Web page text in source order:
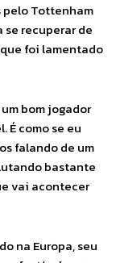
pelo Tottenham
recuperar de
foi lamentado
bom jogador
É como se eu
falando de um
bastante
vai acontecer
na Europa, seu